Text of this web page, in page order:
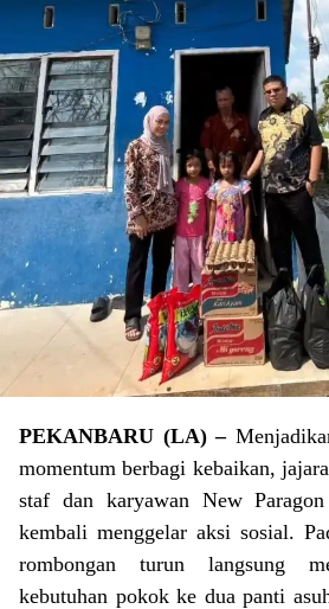
PEKANBARU (LA) –
momentum berbagi kebaikan,
staf dan karyawan New
kembali menggelar aksi sosial.
rombongan turun langsung
kebutuhan pokok ke dua panti